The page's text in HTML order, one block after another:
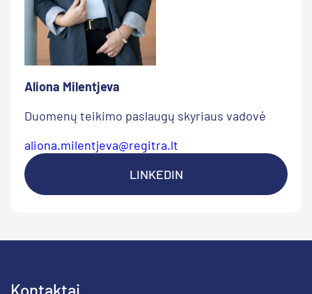
Aliona Milentjeva
Duomenų teikimo paslaugų skyriaus vadovė
aliona.milentjeva@regitra.lt
LINKEDIN